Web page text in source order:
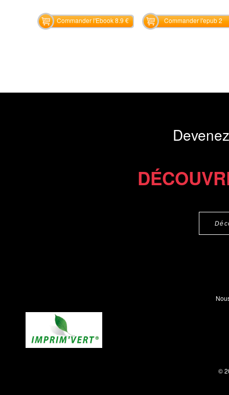
Commander l'Ebook 8.9 € Commander l'epub 2
©